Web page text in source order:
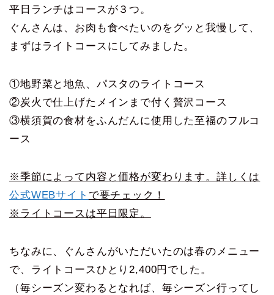
平日ランチはコースが３つ。
ぐんさんは、お肉も食べたいのをグッと我慢して、
まずはライトコースにしてみました。
①地野菜と地魚、パスタのライトコース
②炭火で仕上げたメインまで付く贅沢コース
③横須賀の食材をふんだんに使用した至福のフルコ
ース
※季節によって内容と価格が変わります。詳しくは
公式WEBサイト で要チェック！
※ライトコースは平日限定。
ちなみに、ぐんさんがいただいたのは春のメニュー
で、ライトコースひとり2,400円でした。
（毎シーズン変わるとなれば、毎シーズン行ってし